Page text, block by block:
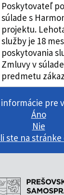
Poskytovateľ
súlade s
projektu.
služby je 18
poskytovania
Zmluvy v
predmetu
pre
Áno
Nie
ste na